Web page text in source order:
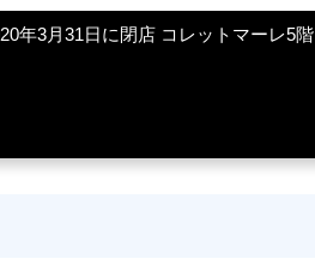
年3月31日に閉店 コレットマーレ5階